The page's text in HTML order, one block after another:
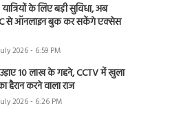
के लिए बड़ी सुविधा, अब
से ऑनलाइन बुक कर सकेंगे एक्सेस
2026 - 6:59 PM
10 लाख के गहने, CCTV में खुला
हैरान करने वाला राज
2026 - 6:26 PM